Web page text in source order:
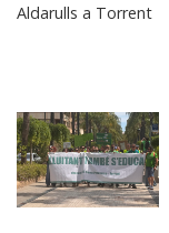
Aldarulls a Torrent